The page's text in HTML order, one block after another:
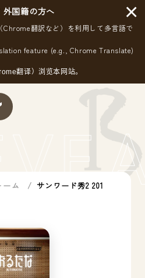
国籍の方へ
翻訳など）を利用して多言語で
feature (e.g., Chrome Translate)
翻译）浏览本网站。
×
ーム サンワード秀2 201